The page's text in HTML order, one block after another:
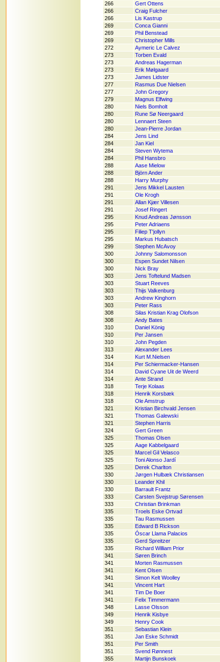
266
Gert Ottens
266
Craig Fulcher
266
Lis Kastrup
269
Conca Gianni
269
Phil Benstead
269
Christopher Mills
272
Aymeric Le Calvez
273
Torben Evald
273
Andreas Hagerman
273
Erik Mølgaard
273
James Lidster
277
Rasmus Due Nielsen
277
John Gregory
279
Magnus Elfwing
280
Niels Bomholt
280
Rune Sø Neergaard
280
Lennaert Steen
280
Jean-Pierre Jordan
284
Jens Lind
284
Jan Kiel
284
Steven Wytema
284
Phil Hansbro
288
Aase Mielow
288
Björn Ander
288
Harry Murphy
291
Jens Mikkel Lausten
291
Ole Krogh
291
Allan Kjær Villesen
291
Josef Ringert
295
Knud Andreas Jønsson
295
Peter Adriaens
295
Filiep T'jollyn
295
Markus Hubatsch
299
Stephen McAvoy
300
Johnny Salomonsson
300
Espen Sundet Nilsen
300
Nick Bray
303
Jens Toftelund Madsen
303
Stuart Reeves
303
Thijs Valkenburg
303
Andrew Kinghorn
303
Peter Rass
308
Silas Kristian Krag Olofson
308
Andy Bates
310
Daniel König
310
Per Jansen
310
John Pegden
313
Alexander Lees
314
Kurt M.Nielsen
314
Per Schiermacker-Hansen
314
David Cyane Uit de Weerd
314
Ante Strand
318
Terje Kolaas
318
Henrik Korsbæk
318
Ole Amstrup
321
Kristian Birchvald Jensen
321
Thomas Galewski
321
Stephen Harris
324
Gert Green
325
Thomas Olsen
325
Aage Kabbelgaard
325
Marcel Gil Velasco
325
Toni Alonso Jardí
325
Derek Charlton
330
Jørgen Hulbæk Christiansen
330
Leander Khil
330
Barrault Frantz
333
Carsten Svejstrup Sørensen
333
Christian Brinkman
335
Troels Eske Ortvad
335
Tau Rasmussen
335
Edward B Rickson
335
Óscar Llama Palacios
335
Gerd Spreitzer
335
Richard William Prior
341
Søren Brinch
341
Morten Rasmussen
341
Kent Olsen
341
Simon Kelt Woolley
341
Vincent Hart
341
Tim De Boer
341
Felix Timmermann
348
Lasse Olsson
349
Henrik Kisbye
349
Henry Cook
351
Sebastian Klein
351
Jan Eske Schmidt
351
Per Smith
351
Svend Rønnest
355
Martijn Bunskoek